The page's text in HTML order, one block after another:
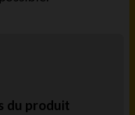
du produit